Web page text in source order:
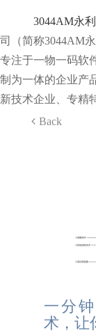
3044AM永利
司（简称3044AM
专注于一物一码软
制为一体的企业产
新技术企业、专精
Back
一分
术，让